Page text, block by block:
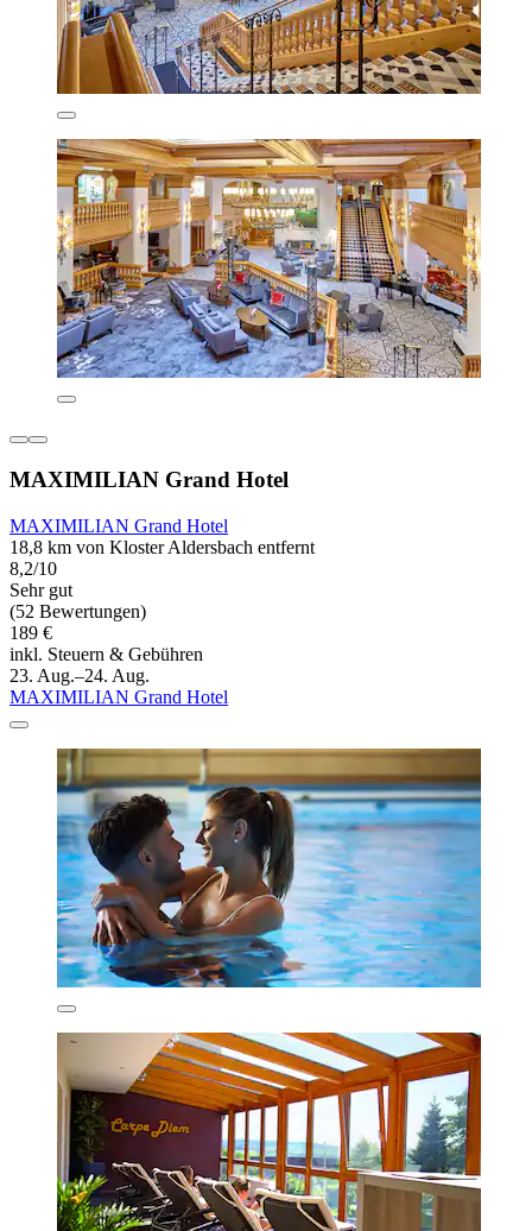
MAXIMILIAN Grand Hotel
MAXIMILIAN Grand Hotel
18,8 km von Kloster Aldersbach entfernt
8,2/10
Sehr gut
(52 Bewertungen)
189 €
inkl. Steuern & Gebühren
23. Aug.–24. Aug.
MAXIMILIAN Grand Hotel